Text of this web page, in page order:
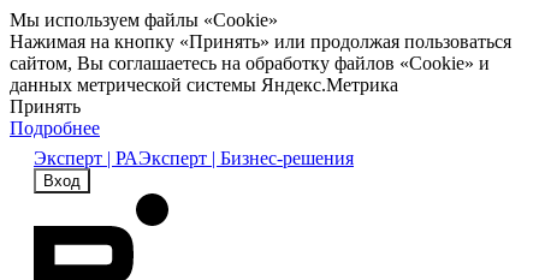
Мы используем файлы «Cookie»
Нажимая на кнопку «Принять» или продолжая пользоваться
сайтом, Вы соглашаетесь на обработку файлов «Cookie» и
данных метрической системы Яндекс.Метрика
Принять
Подробнее
Эксперт | РАЭксперт | Бизнес-решения
Вход